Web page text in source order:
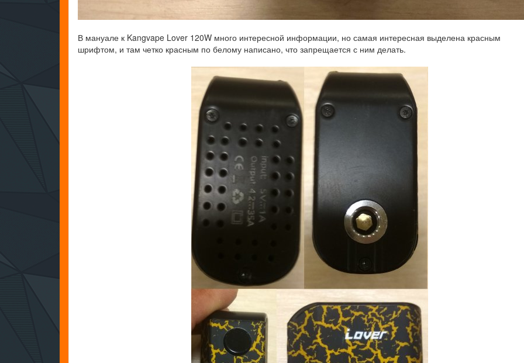
В мануале к Kangvape Lover 120W много интересной информации, но самая интересная выделена красным
шрифтом, и там четко красным по белому написано, что запрещается с ним делать.